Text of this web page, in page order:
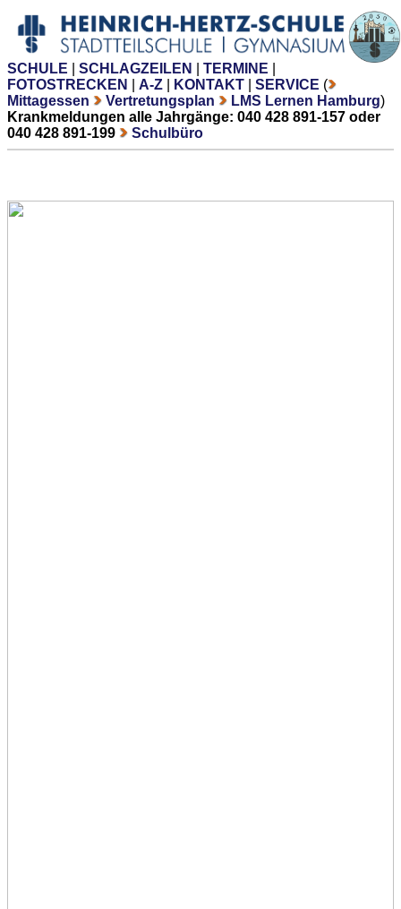
SCHULE SCHLAGZEILEN TERMINE
FOTOSTRECKEN
A-Z KONTAKT SERVICE (
Mittagessen
Vertretungsplan LMS Lernen Hamburg)
Krankmeldungen alle Jahrgänge: 040 428 891-157 oder
040 428 891-199
Schulbüro